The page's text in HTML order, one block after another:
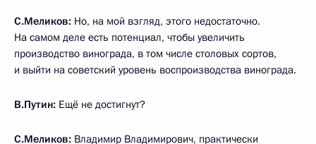
С.Меликов: Но, на мой взгляд, этого недостаточно.
На самом деле есть потенциал, чтобы увеличить
производство винограда, в том числе столовых сортов,
и выйти на советский уровень воспроизводства винограда.
В.Путин: Ещё не достигнут?
С.Меликов: Владимир Владимирович, практически